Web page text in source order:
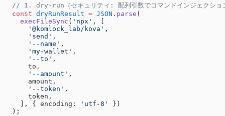
// 1. dry-run（セキュリティ: 配列引数でコマンドインジェクショ
  const
dryRunResult = JSON . parse (
    execFileSync
( 'npx' , [
      '@komlock_lab/kova'
,
      'send'
,
      '--name'
,
      'my-wallet'
,
      '--to'
,
      to,
      '--amount'
,
      amount,
      '--token'
,
      token,
    ], { encoding:
'utf-8'
})
  );